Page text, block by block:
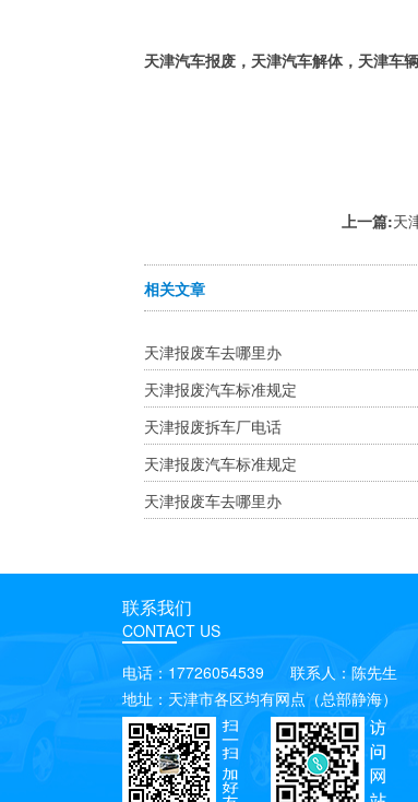
天津汽车报废，天津汽车解体，天津车
上一篇:天
相关文章
天津报废车去哪里办
天津报废汽车标准规定
天津报废拆车厂电话
天津报废汽车标准规定
天津报废车去哪里办
联系我们
CONTACT US
电话：17726054539 联系人：陈先生
地址：天津市各区均有网点（总部静海）